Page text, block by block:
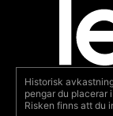
Historisk
pengar du placerar
Risken finns att du